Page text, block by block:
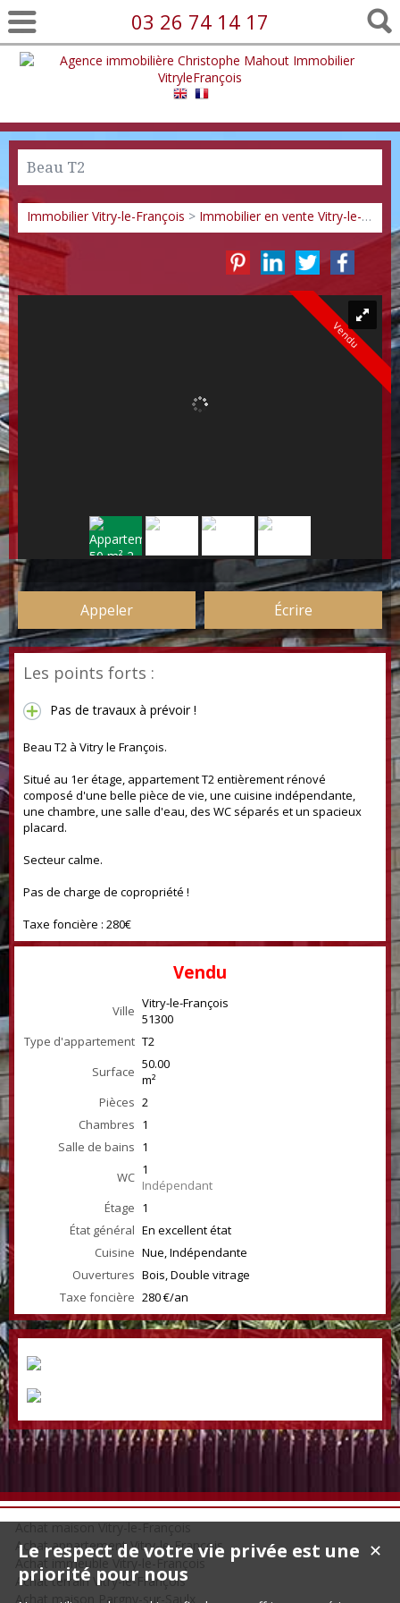
03 26 74 14 17
Beau T2
Immobilier Vitry-le-François > Immobilier en vente Vitry-le-François
Vendu
Appeler Écrire
Les points forts :
Pas de travaux à prévoir !
Beau T2 à Vitry le François.
Situé au 1er étage, appartement T2 entièrement rénové
composé d'une belle pièce de vie, une cuisine indépendante,
une chambre, une salle d'eau, des WC séparés et un spacieux
placard.
Secteur calme.
Pas de charge de copropriété !
Taxe foncière : 280€
Vendu
Ville Vitry-le-François
51300
Type d'appartement T2
Surface 50.00
m²
Pièces 2
Chambres 1
Salle de bains 1
WC 1
Indépendant
Étage 1
État général En excellent état
Cuisine Nue, Indépendante
Ouvertures Bois, Double vitrage
Taxe foncière 280 €/an
Achat maison Vitry-le-François
Achat appartement Vitry-le-François
Achat immeuble Vitry-le-François
Achat terrain Vitry-le-François
Achat maison Pargny-sur-Saulx
✕
Le respect de votre vie privée est une
priorité pour nous